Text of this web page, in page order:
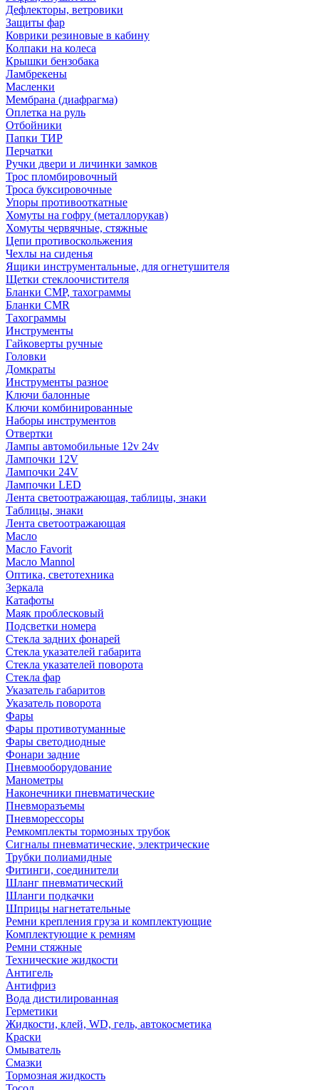
Дефлекторы, ветровики
Защиты фар
Коврики резиновые в кабину
Колпаки на колеса
Крышки бензобака
Ламбрекены
Масленки
Мембрана (диафрагма)
Оплетка на руль
Отбойники
Папки ТИР
Перчатки
Ручки двери и личинки замков
Трос пломбировочный
Троса буксировочные
Упоры противооткатные
Хомуты на гофру (металлорукав)
Хомуты червячные, стяжные
Цепи противоскольжения
Чехлы на сиденья
Ящики инструментальные, для огнетушителя
Щетки стеклоочистителя
Бланки СМР, тахограммы
Бланки CMR
Тахограммы
Инструменты
Гайковерты ручные
Головки
Домкраты
Инструменты разное
Ключи балонные
Ключи комбинированные
Наборы инструментов
Отвертки
Лампы автомобильные 12v 24v
Лампочки 12V
Лампочки 24V
Лампочки LED
Лента светоотражающая, таблицы, знаки
Таблицы, знаки
Лента светоотражающая
Масло
Масло Favorit
Масло Mannol
Оптика, светотехника
Зеркала
Катафоты
Маяк проблесковый
Подсветки номера
Стекла задних фонарей
Стекла указателей габарита
Стекла указателей поворота
Стекла фар
Указатель габаритов
Указатель поворота
Фары
Фары противотуманные
Фары светодиодные
Фонари задние
Пневмооборудование
Манометры
Наконечники пневматические
Пневморазъемы
Пневморессоры
Ремкомплекты тормозных трубок
Сигналы пневматические, электрические
Трубки полиамидные
Фитинги, соединители
Шланг пневматический
Шланги подкачки
Шприцы нагнетательные
Ремни крепления груза и комплектующие
Комплектующие к ремням
Ремни стяжные
Технические жидкости
Антигель
Антифриз
Вода дистилированная
Герметики
Жидкости, клей, WD, гель, автокосметика
Краски
Омыватель
Смазки
Тормозная жидкость